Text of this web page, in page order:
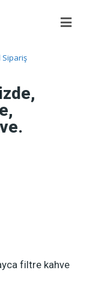
Sipariş
filtre kahve